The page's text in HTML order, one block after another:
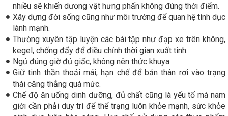
nhiều sẽ khiến dương vật hưng phấn không đúng thời điểm.
Xây dựng đời sống cũng như môi trường để quan hệ tình dục
lành mạnh.
Thường xuyên tập luyện các bài tập như đạp xe trên không,
kegel, chống đẩy để điều chỉnh thời gian xuất tinh.
Ngủ đúng giờ đủ giấc, không nên thức khuya.
Giữ tinh thần thoải mái, hạn chế để bản thân rơi vào trạng
thái căng thẳng quá mức.
Chế độ ăn uống dinh dưỡng, đủ chất cũng là yếu tố mà nam
giới cần phải duy trì để thể trạng luôn khỏe mạnh, sức khỏe